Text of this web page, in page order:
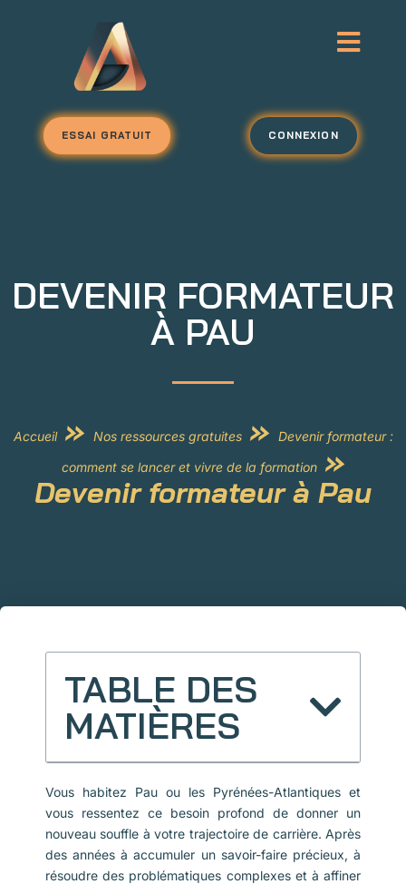
ESSAI GRATUIT CONNEXION
DEVENIR FORMATEUR
À PAU
Accueil» Nos ressources gratuites» Devenir formateur :
comment se lancer et vivre de la formation»
Devenir formateur à Pau
TABLE DES
MATIÈRES
Vous habitez Pau ou les Pyrénées-Atlantiques et
vous ressentez ce besoin profond de donner un
nouveau souffle à votre trajectoire de carrière. Après
des années à accumuler un savoir-faire précieux, à
résoudre des problématiques complexes et à affiner